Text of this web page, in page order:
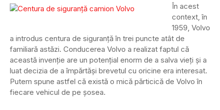
În acest
context, în
1959, Volvo
a introdus centura de siguranță în trei puncte atât de
familiară astăzi. Conducerea Volvo a realizat faptul că
această invenție are un potențial enorm de a salva vieți și a
luat decizia de a împărtăși brevetul cu oricine era interesat.
Putem spune astfel că există o mică părticică de Volvo în
fiecare vehicul de pe șosea.